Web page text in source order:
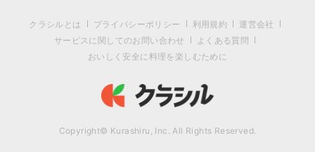
クラシルとは プライバシーポリシー 利用規約
運営会社
サービスに関してのお問い合わせ
よくある質問
おいしく安全に料理を楽しむために
Copyright© Kurashiru, Inc. All Rights Reserved.